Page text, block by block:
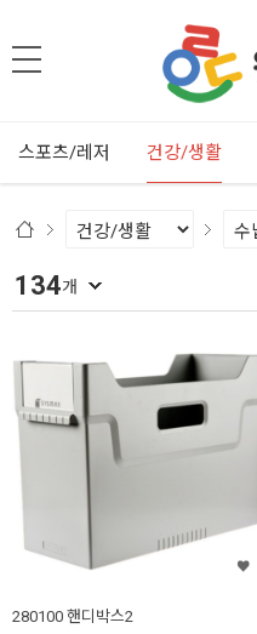
스포츠/레저 건강/생활
134개
280100 핸디박스2